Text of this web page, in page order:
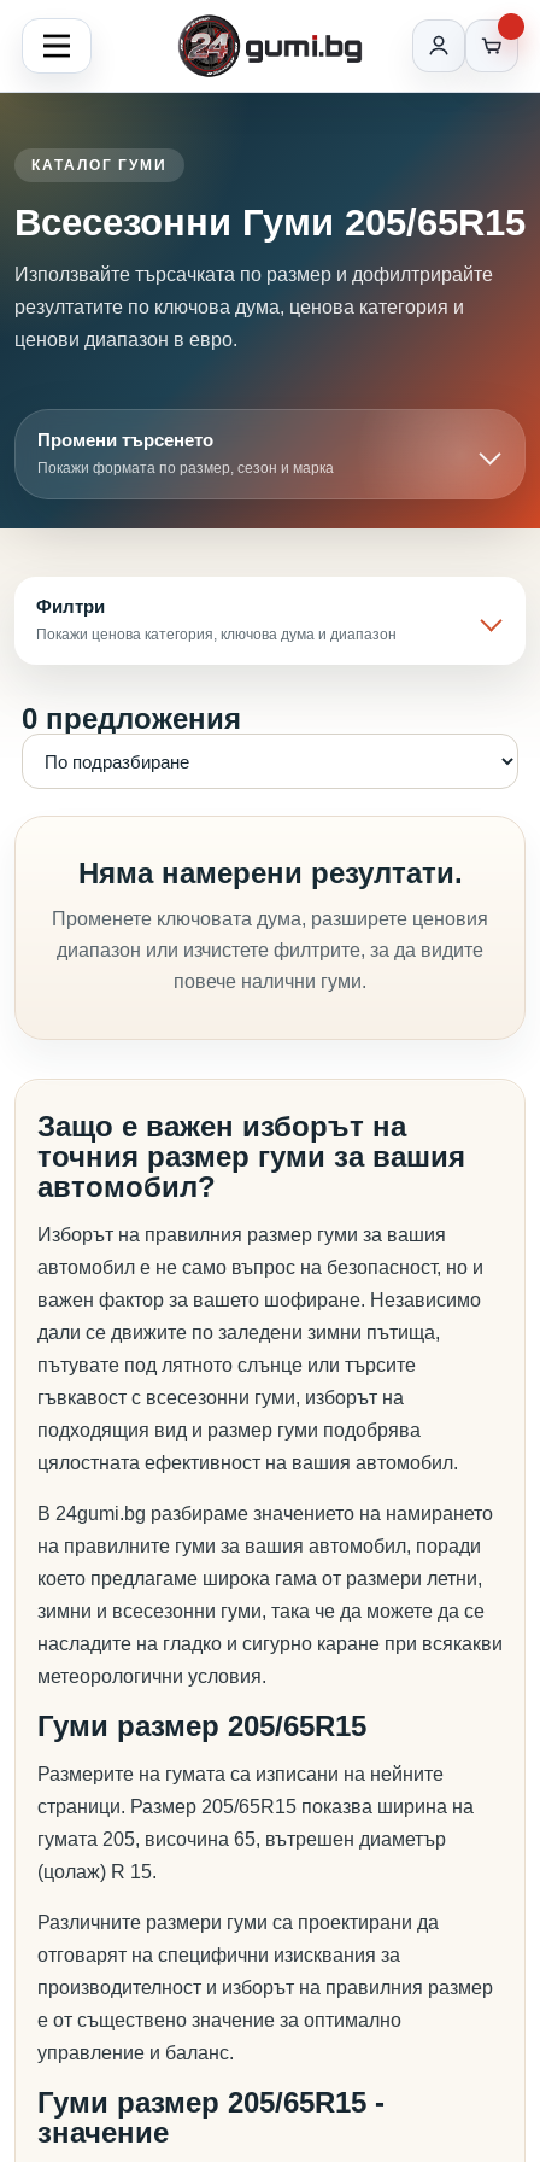
КАТАЛОГ ГУМИ
Всесезонни Гуми 205/65R15
Използвайте търсачката по размер и дофилтрирайте
резултатите по ключова дума, ценова категория и
ценови диапазон в евро.
Промени търсенето
Покажи формата по размер, сезон и марка
Филтри
Покажи ценова категория, ключова дума и диапазон
0 предложения
Няма намерени резултати.
Променете ключовата дума, разширете ценовия
диапазон или изчистете филтрите, за да видите
повече налични гуми.
Защо е важен изборът на
точния размер гуми за вашия
автомобил?
Изборът на правилния размер гуми за вашия
автомобил е не само въпрос на безопасност, но и
важен фактор за вашето шофиране. Независимо
дали се движите по заледени зимни пътища,
пътувате под лятното слънце или търсите
гъвкавост с всесезонни гуми, изборът на
подходящия вид и размер гуми подобрява
цялостната ефективност на вашия автомобил.
В 24gumi.bg разбираме значението на намирането
на правилните гуми за вашия автомобил, поради
което предлагаме широка гама от размери летни,
зимни и всесезонни гуми, така че да можете да се
насладите на гладко и сигурно каране при всякакви
метеорологични условия.
Гуми размер 205/65R15
Размерите на гумата са изписани на нейните
страници. Размер 205/65R15 показва ширина на
гумата 205, височина 65, вътрешен диаметър
(цолаж) R 15.
Различните размери гуми са проектирани да
отговарят на специфични изисквания за
производителност и изборът на правилния размер
е от съществено значение за оптимално
управление и баланс.
Гуми размер 205/65R15 -
значение